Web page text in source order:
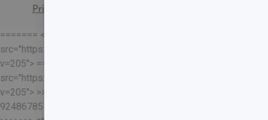
Privacidade
======= <<<<<<< HEAD
src="https://loja.sabin.com.br//skin/frontend/sabin/default/
v=205"> =======
src="https://loja.sabin.com.br//skin/frontend/sabin/default/
v=205"> >>>>>>>
92486785178204652eaf37adafb13ec7f5401a93